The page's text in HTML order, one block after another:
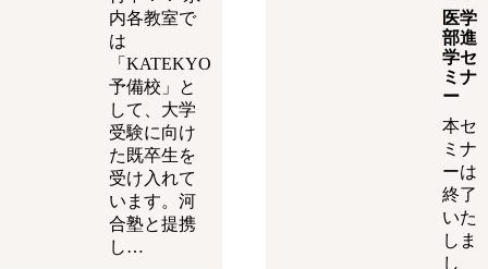
内各教室で
は
「KATEKYO
予備校」と
して、大学
受験に向け
た既卒生を
受け入れて
います。河
合塾と提携
し…
医学
部進
学セ
ミナ
ー
本セ
ミナ
ーは
終了
いた
しま
し